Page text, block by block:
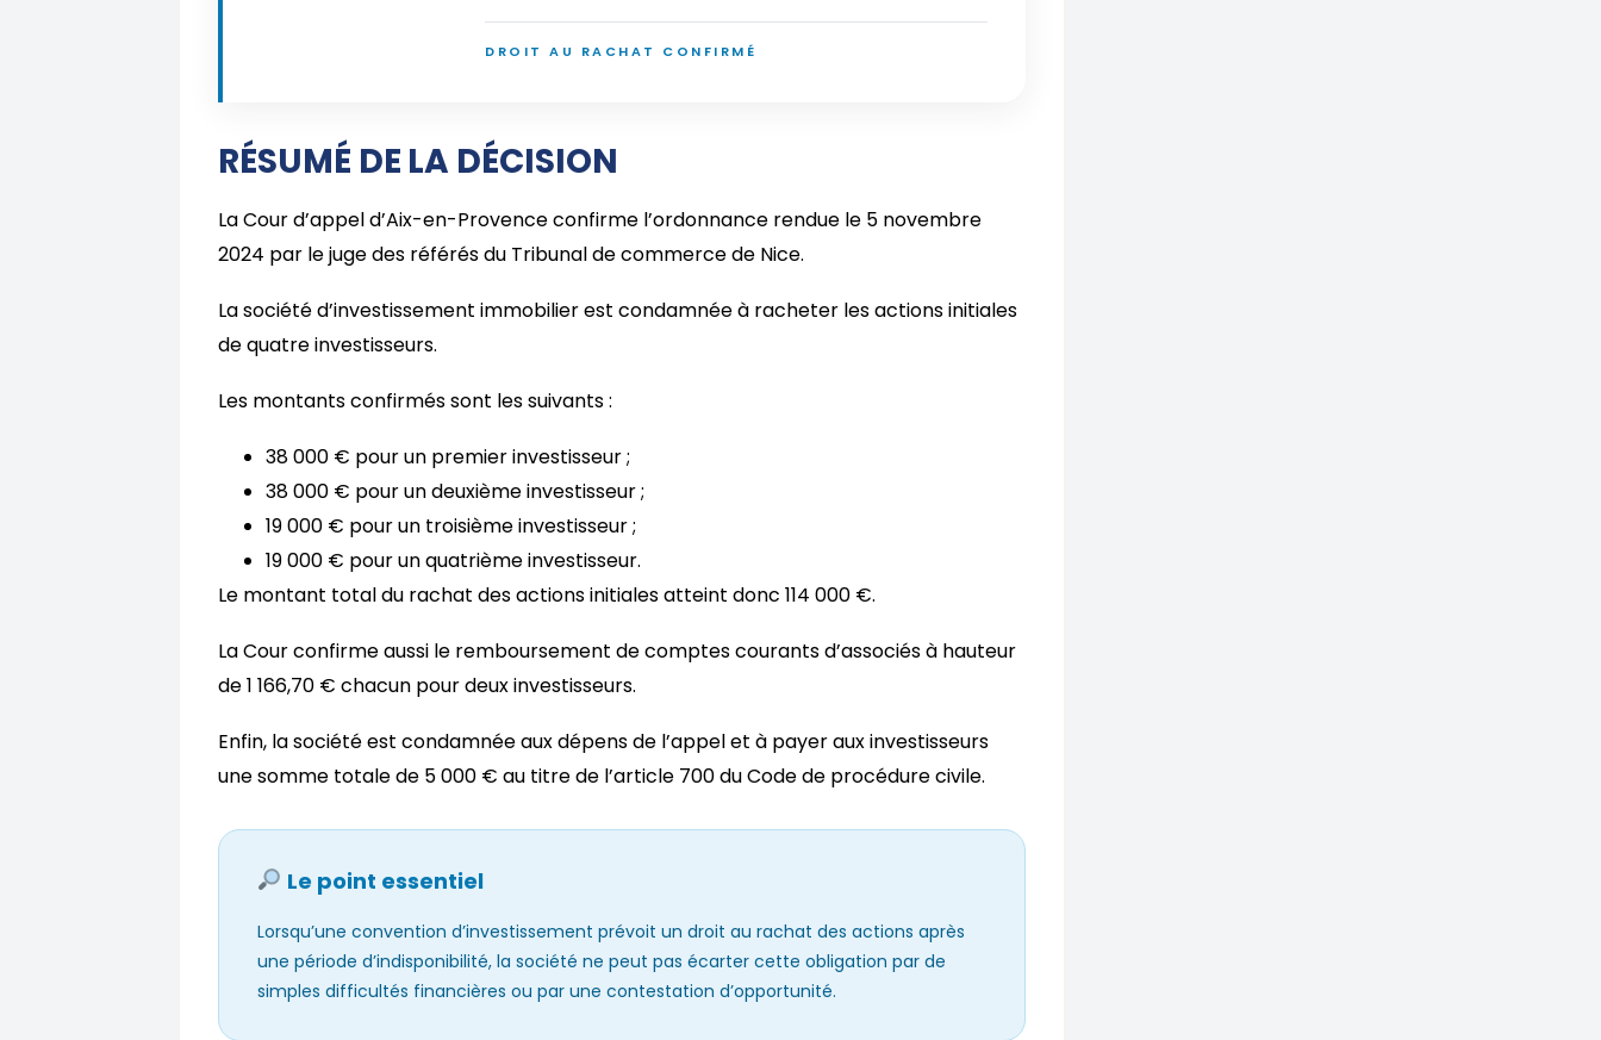
DROIT AU RACHAT CONFIRMÉ
RÉSUMÉ DE LA DÉCISION
La Cour d’appel d’Aix-en-Provence confirme l’ordonnance rendue le 5 novembre
2024 par le juge des référés du Tribunal de commerce de Nice.
La société d’investissement immobilier est condamnée à racheter les actions initiales
de quatre investisseurs.
Les montants confirmés sont les suivants :
38 000 € pour un premier investisseur ;
38 000 € pour un deuxième investisseur ;
19 000 € pour un troisième investisseur ;
19 000 € pour un quatrième investisseur.
Le montant total du rachat des actions initiales atteint donc 114 000 €.
La Cour confirme aussi le remboursement de comptes courants d’associés à hauteur
de 1 166,70 € chacun pour deux investisseurs.
Enfin, la société est condamnée aux dépens de l’appel et à payer aux investisseurs
une somme totale de 5 000 € au titre de l’article 700 du Code de procédure civile.
Le point essentiel
Lorsqu’une convention d’investissement prévoit un droit au rachat des actions après
une période d’indisponibilité, la société ne peut pas écarter cette obligation par de
simples difficultés financières ou par une contestation d’opportunité.